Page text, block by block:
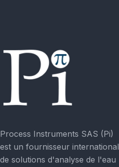
Process Instruments SAS (Pi)
est un fournisseur international
de solutions d'analyse de l'eau